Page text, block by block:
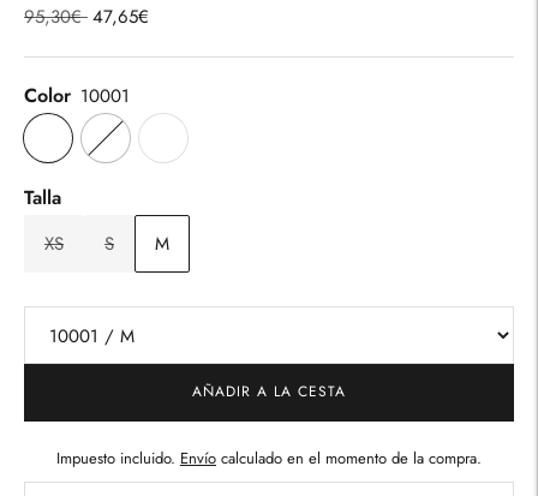
95,30€Precio
47,65€
Color 10001
Talla
XS S M
AÑADIR A LA CESTA
Impuesto incluido. Envío calculado en el momento de la compra.